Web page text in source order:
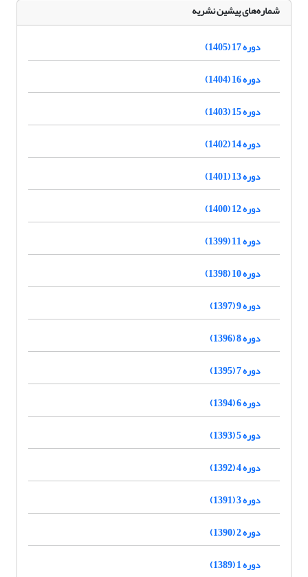
شماره‌های پیشین نشریه
دوره 17 (1405)
دوره 16 (1404)
دوره 15 (1403)
دوره 14 (1402)
دوره 13 (1401)
دوره 12 (1400)
دوره 11 (1399)
دوره 10 (1398)
دوره 9 (1397)
دوره 8 (1396)
دوره 7 (1395)
دوره 6 (1394)
دوره 5 (1393)
دوره 4 (1392)
دوره 3 (1391)
دوره 2 (1390)
دوره 1 (1389)